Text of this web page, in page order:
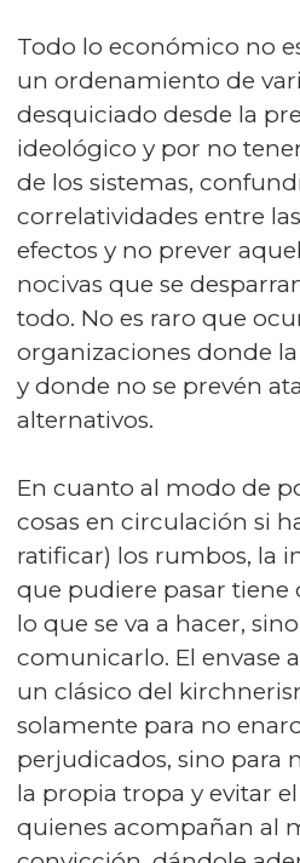
Todo lo económico no
un ordenamiento de
desquiciado desde la
ideológico y por no
de los sistemas,
correlatividades entre
efectos y no prever
nocivas que se
todo. No es raro que
organizaciones donde
y donde no se prevén
alternativos.
En cuanto al modo de
cosas en circulación si
ratificar) los rumbos, la
que pudiere pasar tiene
lo que se va a hacer,
comunicarlo. El envase
un clásico del
solamente para no
perjudicados, sino para
la propia tropa y evitar
quienes acompañan al